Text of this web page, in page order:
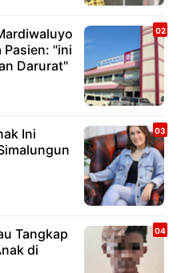
Pasien: "ini
Darurat"
Ini
Tangkap
di